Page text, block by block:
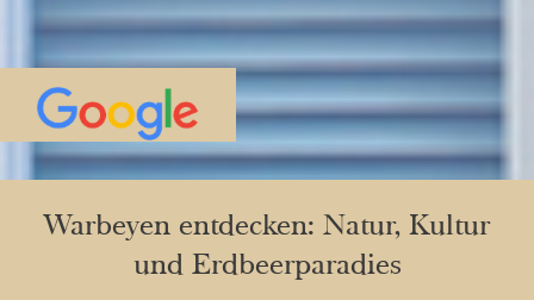
Warbeyen entdecken: Natur, Kultur
und Erdbeerparadies